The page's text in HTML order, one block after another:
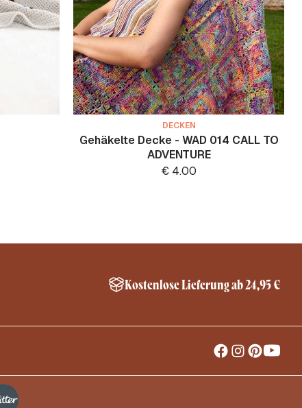
DECKEN
Gehäkelte Decke - WAD 014 CALL TO
ADVENTURE
€ 4.00
Kostenlose Lieferung ab 24,95 €